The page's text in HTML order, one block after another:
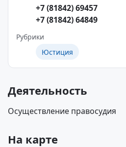
+7 (81842) 69457
+7 (81842) 64849
Рубрики
Юстиция
Деятельность
Осуществление правосудия
На карте